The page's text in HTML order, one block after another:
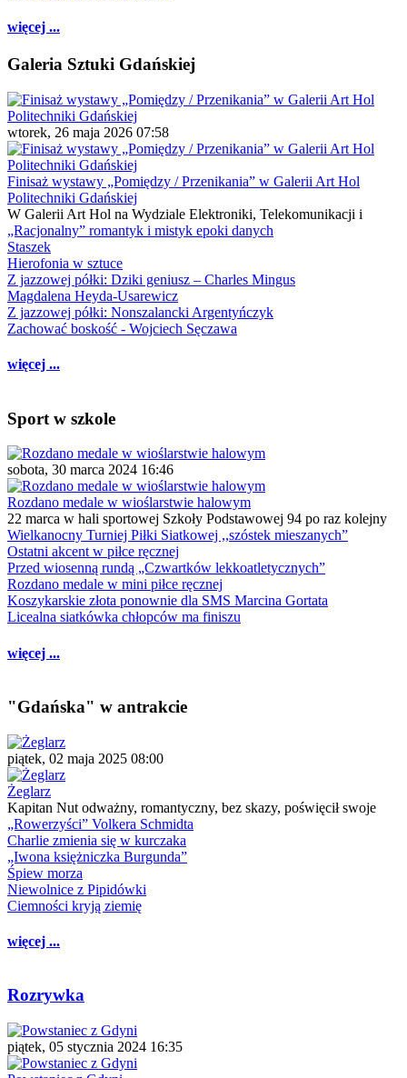
więcej ...
Galeria Sztuki Gdańskiej
wtorek, 26 maja 2026 07:58
Finisaż wystawy „Pomiędzy / Przenikania” w Galerii Art Hol
Politechniki Gdańskiej
W Galerii Art Hol na Wydziale Elektroniki, Telekomunikacji i
„Racjonalny” romantyk i mistyk epoki danych
Staszek
Hierofonia w sztuce
Z jazzowej półki: Dziki geniusz – Charles Mingus
Magdalena Heyda-Usarewicz
Z jazzowej półki: Nonszalancki Argentyńczyk
Zachować boskość - Wojciech Sęczawa
więcej ...
Sport w szkole
sobota, 30 marca 2024 16:46
Rozdano medale w wioślarstwie halowym
22 marca w hali sportowej Szkoły Podstawowej 94 po raz kolejny
Wielkanocny Turniej Piłki Siatkowej ,,szóstek mieszanych”
Ostatni akcent w piłce ręcznej
Przed wiosenną rundą „Czwartków lekkoatletycznych”
Rozdano medale w mini piłce ręcznej
Koszykarskie złota ponownie dla SMS Marcina Gortata
Licealna siatkówka chłopców ma finiszu
więcej ...
"Gdańska" w antrakcie
piątek, 02 maja 2025 08:00
Żeglarz
Kapitan Nut odważny, romantyczny, bez skazy, poświęcił swoje
„Rowerzyści” Volkera Schmidta
Charlie zmienia się w kurczaka
„Iwona księżniczka Burgunda”
Śpiew morza
Niewolnice z Pipidówki
Ciemności kryją ziemię
więcej ...
Rozrywka
piątek, 05 stycznia 2024 16:35